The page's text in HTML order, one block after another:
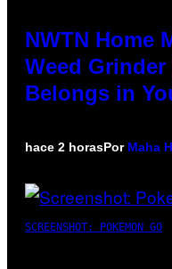
NWTN Home
Weed
Belongs in
hace 2 horasPor Maha
SCREENSHOT: POKEMON GO